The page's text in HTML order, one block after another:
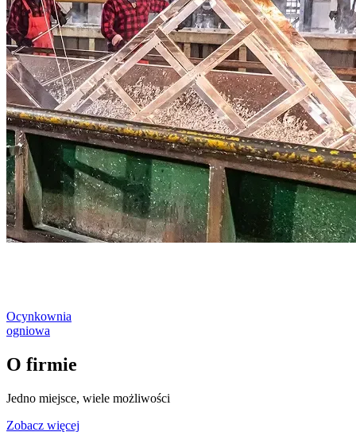
Ocynkownia
ogniowa
O firmie
Jedno miejsce, wiele możliwości
Zobacz więcej